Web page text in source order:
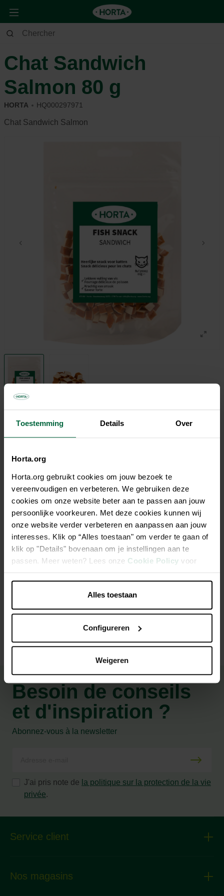
Toestemming Details Over
Horta.org
Horta.org gebruikt cookies om jouw bezoek te
vereenvoudigen en verbeteren. We gebruiken deze
cookies om onze website beter aan te passen aan jouw
persoonlijke voorkeuren. Met deze cookies kunnen wij
onze website verder verbeteren en aanpassen aan jouw
interesses. Klik op “Alles toestaan" om verder te gaan of
klik op "Details" bovenaan om je instellingen aan te
passen. Meer weten? Lees onze Cookie Policy voor
meer informatie.
Alles toestaan
Configureren
Weigeren
Animaux Chat
Chat Sandwich
Salmon 80 g
HORTA HQ000297971
Chat Sandwich Salmon
3,00 €
Rapport qualité/prix
Tous les magasins n'ont pas la même gamme
Description
Chat Sandwich Salmon 80 g
Besoin de conseils
et d'inspiration ?
Abonnez-vous à la newsletter
J'ai pris note de la politique sur la protection de la vie
privée.
Service client
Nos magasins